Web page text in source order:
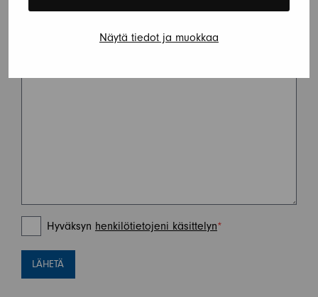
Näytä tiedot ja muokkaa
Hyväksyn henkilötietojeni käsittelyn*
LÄHETÄ